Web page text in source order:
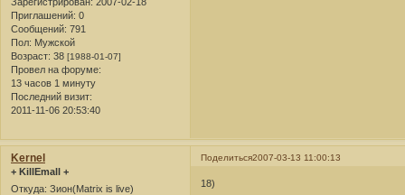
Приглашений: 0
Сообщений: 791
Пол: Мужской
Возраст: 38 [1988-01-07]
Провел на форуме:
13 часов 1 минуту
Последний визит:
2011-11-06 20:53:40
Поделиться2007-03-13 11:00:13
Kernel
+ KillEmall +
Откуда: Зион(Matrix is live)
18)